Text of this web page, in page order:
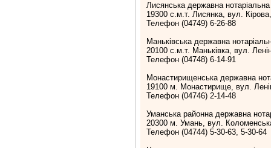
Лисянська державна нотаріальна
19300 с.м.т. Лисянка, вул.
Телефон (04749) 6-26-88
Маньківська державна
20100 с.м.т. Маньківка, вул.
Телефон (04748) 6-14-91
Монастирищенська державна
19100 м. Монастирище, вул.
Телефон (04746) 2-14-48
Уманська районна державна
20300 м. Умань, вул.
Телефон (04744) 5-30-63, 5-30-64